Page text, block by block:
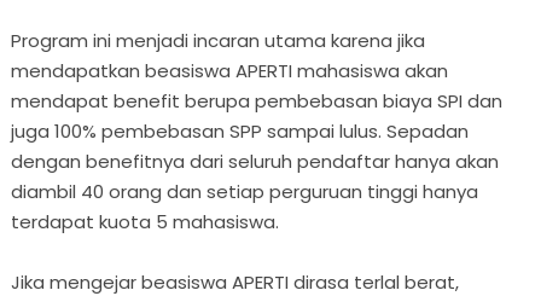
Program ini menjadi incaran utama karena jika
mendapatkan beasiswa APERTI mahasiswa akan
mendapat benefit berupa pembebasan biaya SPI dan
juga 100% pembebasan SPP sampai lulus. Sepadan
dengan benefitnya dari seluruh pendaftar hanya akan
diambil 40 orang dan setiap perguruan tinggi hanya
terdapat kuota 5 mahasiswa.
Jika mengejar beasiswa APERTI dirasa terlal berat,